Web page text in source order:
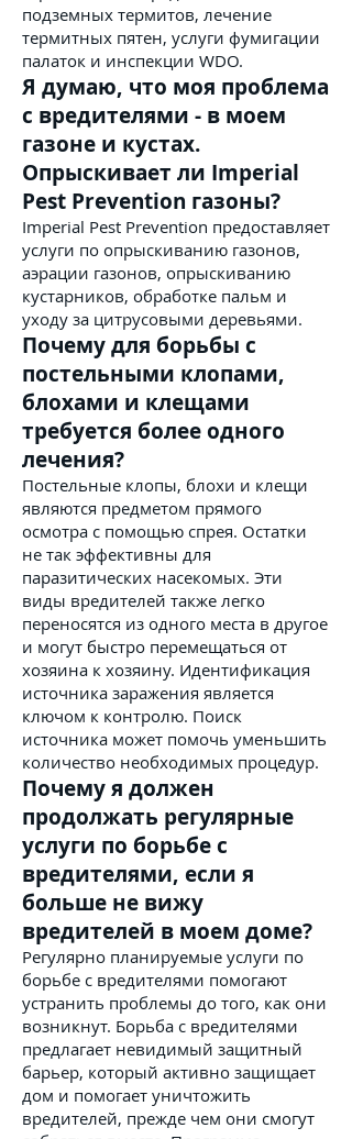
подземных термитов, лечение
термитных пятен, услуги фумигации
палаток и инспекции WDO.
Я думаю, что моя проблема
с вредителями - в моем
газоне и кустах.
Опрыскивает ли Imperial
Pest Prevention газоны?
Imperial Pest Prevention предоставляет
услуги по опрыскиванию газонов,
аэрации газонов, опрыскиванию
кустарников, обработке пальм и
уходу за цитрусовыми деревьями.
Почему для борьбы с
постельными клопами,
блохами и клещами
требуется более одного
лечения?
Постельные клопы, блохи и клещи
являются предметом прямого
осмотра с помощью спрея. Остатки
не так эффективны для
паразитических насекомых. Эти
виды вредителей также легко
переносятся из одного места в другое
и могут быстро перемещаться от
хозяина к хозяину. Идентификация
источника заражения является
ключом к контролю. Поиск
источника может помочь уменьшить
количество необходимых процедур.
Почему я должен
продолжать регулярные
услуги по борьбе с
вредителями, если я
больше не вижу
вредителей в моем доме?
Регулярно планируемые услуги по
борьбе с вредителями помогают
устранить проблемы до того, как они
возникнут. Борьба с вредителями
предлагает невидимый защитный
барьер, который активно защищает
дом и помогает уничтожить
вредителей, прежде чем они смогут